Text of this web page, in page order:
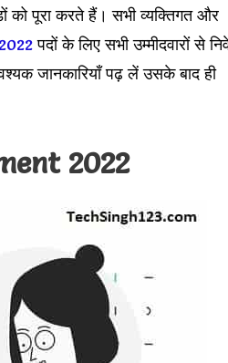
को पूरा करते हैं। सभी व्यक्तिगत और
2022पदों के लिए सभी उम्मीदवारों से
जानकारियाँ पढ़ लें उसके बाद ही
2022